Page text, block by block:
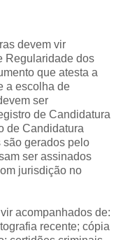
devem vir
Regularidade dos
que atesta a
a escolha de
ser
de Candidatura
de Candidatura
são gerados pelo
ser assinados
jurisdição no
acompanhados de:
recente; cópia